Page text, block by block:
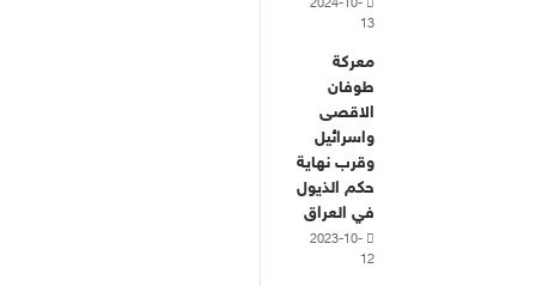
2024-10-
13
معركة
طوفان
الاقصى
واسرائيل
وقرب نهاية
حكم الذيول
في العراق
2023-10-
12